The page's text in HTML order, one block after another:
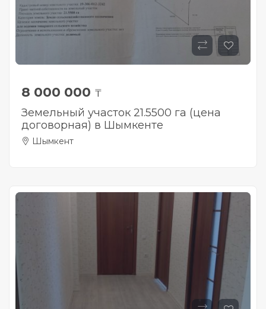
8 000 000 ₸
Земельный участок 21.5500 га (цена
договорная) в Шымкенте
Шымкент